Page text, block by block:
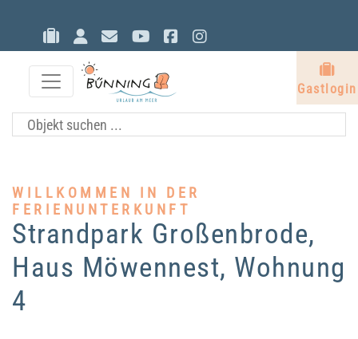
Gastlogin
Eigentümerlogin
KontaktYouTube
Facebook
Gastlogin
WILLKOMMEN IN DER
FERIENUNTERKUNFT
Strandpark Großenbrode,
Haus Möwennest, Wohnung
4